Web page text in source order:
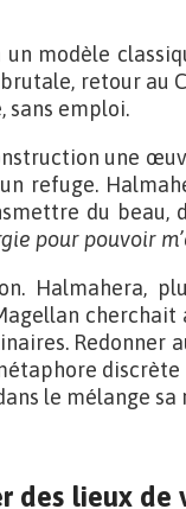
modèle
retour au
sans emploi.
une
refuge.
du beau,
pour pouvoir
Halmahera,
Redonner
le mélange sa
des lieux de